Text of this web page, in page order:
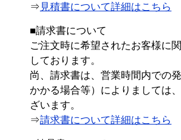
⇒ 見積書について詳細はこちら
■請求書について
ご注文時に希望されたお客様に
しております。
尚、請求書は、営業時間内での
かかる場合等）によりましては
ざいます。
⇒請求書について詳細はこちら